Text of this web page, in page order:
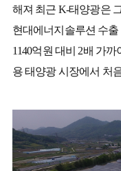
해져 최근 K-태양광은
현대에너지솔루션 수출
1140억원 대비 2배 가
용 태양광 시장에서 처